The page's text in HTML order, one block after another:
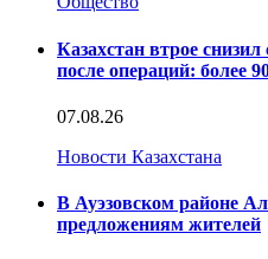
Казахстан втрое
после операций: более
07.08.26
Новости Казахстана
В Ауэзовском районе
предложениям жителей